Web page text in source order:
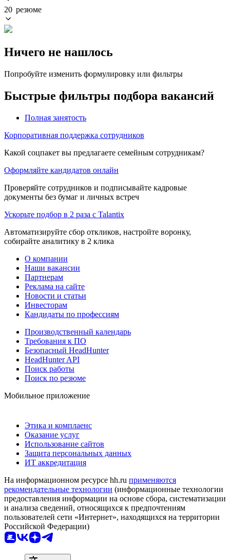
20 резюме
Ничего не нашлось
Попробуйте изменить формулировку или фильтры
Быстрые фильтры подбора вакансий
Полная занятость
Корпоративная поддержка сотрудников
Какой соцпакет вы предлагаете семейным сотрудникам?
Оформляйте кандидатов онлайн
Проверяйте сотрудников и подписывайте кадровые
документы без бумаг и личных встреч
Ускорьте подбор в 2 раза с Talantix
Автоматизируйте сбор откликов, настройте воронку,
собирайте аналитику в 2 клика
О компании
Наши вакансии
Партнерам
Реклама на сайте
Новости и статьи
Инвесторам
Кандидаты по профессиям
Производственный календарь
Требования к ПО
Безопасный HeadHunter
HeadHunter API
Поиск работы
Поиск по резюме
Мобильное приложение
Этика и комплаенс
Оказание услуг
Использование сайтов
Защита персональных данных
ИТ аккредитация
На информационном ресурсе hh.ru применяются
рекомендательные технологии (информационные технологии
предоставления информации на основе сбора, систематизации
и анализа сведений, относящихся к предпочтениям
пользователей сети «Интернет», находящихся на территории
Российской Федерации)